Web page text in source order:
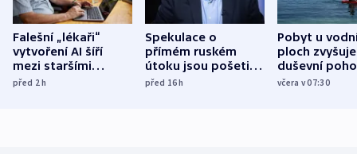
Falešní „lékaři“
vytvoření AI šíří
mezi staršími
Poláky nebezpečné
před 2h
Spekulace o
přímém ruském
útoku jsou pošetilé,
míní estonský
před 16h
Pobyt u
ploch zvyšuje
duševní
ukázala
včera v 07:30